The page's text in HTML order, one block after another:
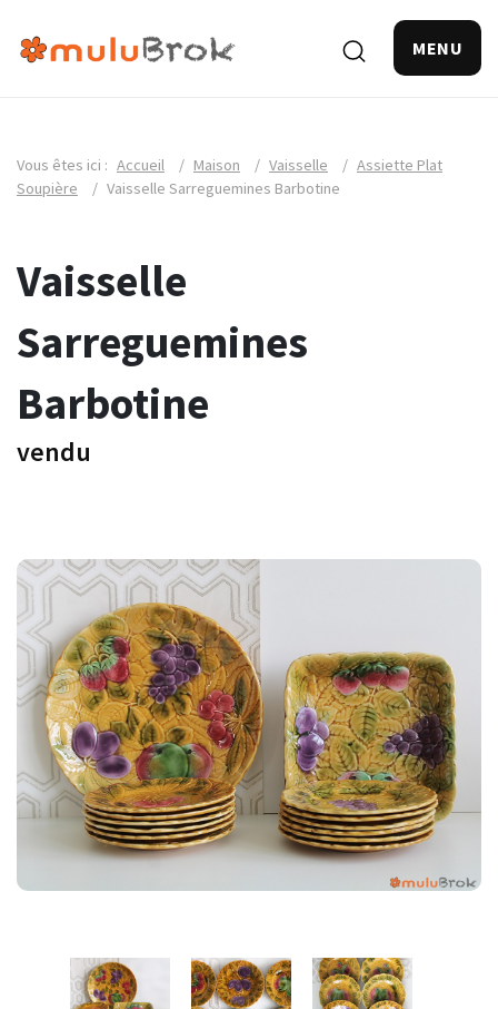
MENU
Vous êtes ici : Accueil / Maison / Vaisselle / Assiette Plat
Soupière
/ Vaisselle Sarreguemines Barbotine
Vaisselle
Sarreguemines
Barbotine
vendu